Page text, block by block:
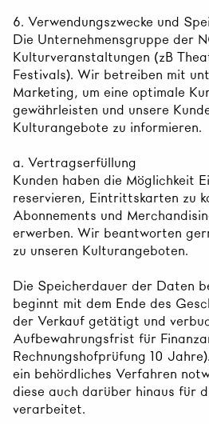
6. Verwendungszwecke und
Die Unternehmensgruppe der
Kulturveranstaltungen (zB
Festivals). Wir betreiben mit
Marketing, um eine optimale
gewährleisten und unsere
Kulturangebote zu informieren.
a. Vertragserfüllung
Kunden haben die Möglichkeit
reservieren, Eintrittskarten zu
Abonnements und
erwerben. Wir beantworten
zu unseren Kulturangeboten.
Die Speicherdauer der Daten
beginnt mit dem Ende des
der Verkauf getätigt und
Aufbewahrungsfrist für
Rechnungshofprüfung 10
ein behördliches Verfahren
diese auch darüber hinaus für
verarbeitet.